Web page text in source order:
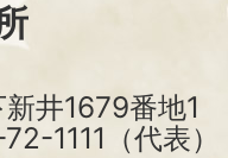
井1679番地1
1111（代表）